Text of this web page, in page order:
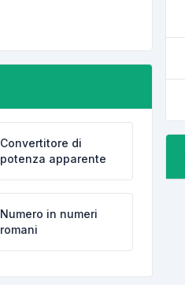
Convertitore di
potenza apparente
Numero in numeri
romani